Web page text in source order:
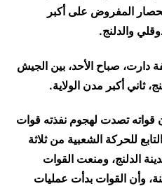
المفروض على أكبر
والدلنج.
دارت، صباح الأحد، بين الجيش
ثاني أكبر مدن الولاية.
تصدت لهجوم نفذته قوات
للحركة الشعبية من ثلاثة
الدلنج، ومنعت القوات
وأن القوات بدأت عمليات